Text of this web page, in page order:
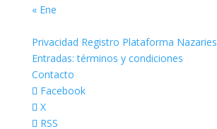
« Ene
Privacidad Registro Plataforma Nazaries
Entradas: términos y condiciones
Contacto
Facebook
X
RSS